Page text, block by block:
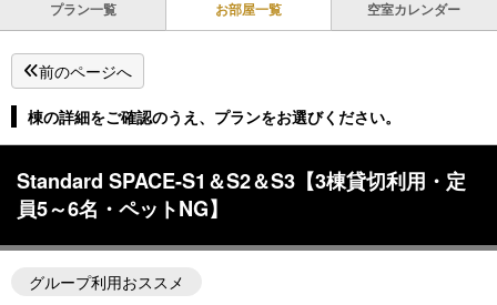
プラン一覧 お部屋一覧 空室カレンダー
前のページへ
棟の詳細をご確認のうえ、プランをお選びください。
Standard SPACE-S1＆S2＆S3【3棟貸切利用・定
員5～6名・ペットNG】
グループ利用おススメ